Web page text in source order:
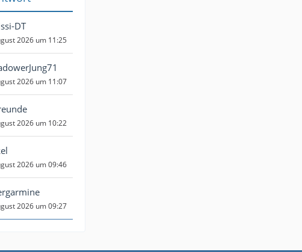
DT
2026 um 11:25
2026 um 11:07
2026 um 10:22
2026 um 09:46
2026 um 09:27